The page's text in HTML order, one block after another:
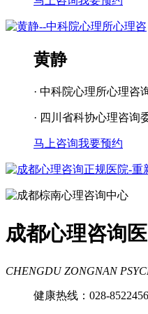
黄静
· 中科院心理所心理咨
· 四川省科协心理咨询
马上咨询我要预约
成都看心理疾病
理咨询医院 成都
成都心理咨询
CHENGDU ZONGNAN
健康热线：028-